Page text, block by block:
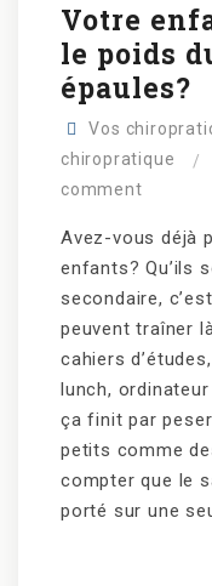
Votre
le poids
épaules?
Vos
chiropratique
comment
Avez-vous déjà
enfants? Qu’ils
secondaire,
peuvent traîner
cahiers
lunch,
ça finit par
petits comme
compter que le
porté sur une